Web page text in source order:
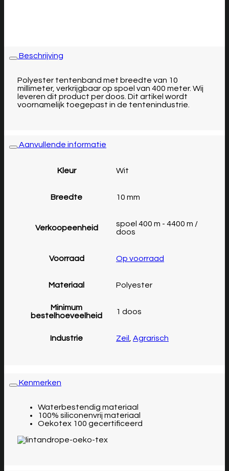
Beschrijving
Polyester tentenband met breedte van 10
millimeter, verkrijgbaar op spoel van 400 meter. Wij
leveren dit product per doos. Dit artikel wordt
voornamelijk toegepast in de tentenindustrie.
Aanvullende informatie
Kleur Wit
Breedte 10 mm
Verkoopeenheid
spoel 400 m - 4400 m /
doos
Voorraad Op voorraad
Materiaal Polyester
Minimum
bestelhoeveelheid
1 doos
Industrie Zeil Agrarisch
Kenmerken
Waterbestendig materiaal
100% siliconenvrij materiaal
Oekotex 100 gecertificeerd